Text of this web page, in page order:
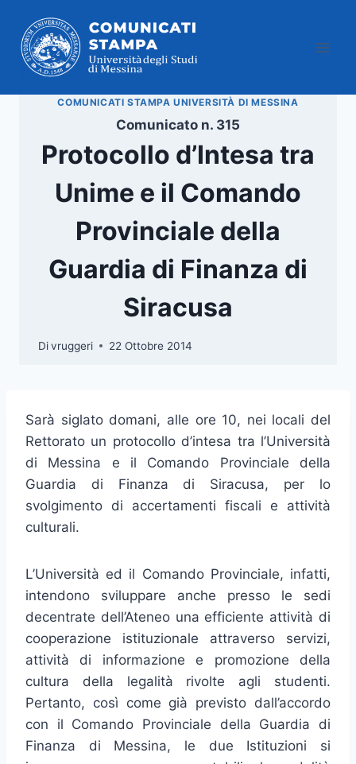
contenuto
COMUNICATI STAMPA UNIVERSITÀ DI MESSINA
Comunicato n. 315
Protocollo d’Intesa tra
Unime e il Comando
Provinciale della
Guardia di Finanza di
Siracusa
Divruggeri 22 Ottobre 2014
Sarà siglato domani, alle ore 10, nei locali del
Rettorato un protocollo d’intesa tra l’Università
di Messina e il Comando Provinciale della
Guardia di Finanza di Siracusa, per lo
svolgimento di accertamenti fiscali e attività
culturali.
L’Università ed il Comando Provinciale, infatti,
intendono sviluppare anche presso le sedi
decentrate dell’Ateneo una efficiente attività di
cooperazione istituzionale attraverso servizi,
attività di informazione e promozione della
cultura della legalità rivolte agli studenti.
Pertanto, così come già previsto dall’accordo
con il Comando Provinciale della Guardia di
Finanza di Messina, le due Istituzioni si